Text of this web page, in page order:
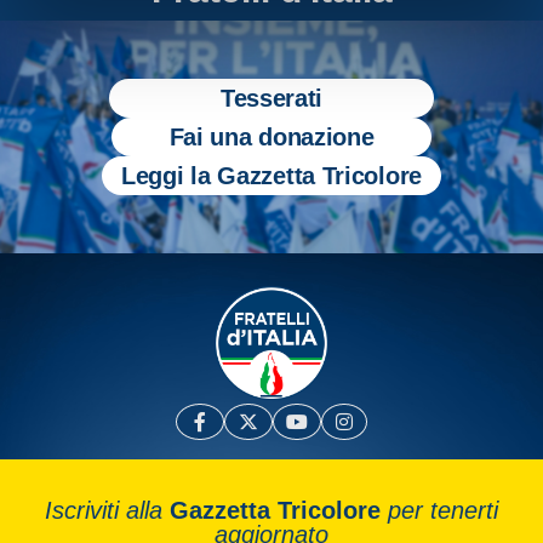
Tesserati
Fai una donazione
Leggi la Gazzetta Tricolore
Iscriviti alla Gazzetta Tricolore per tenerti
aggiornato